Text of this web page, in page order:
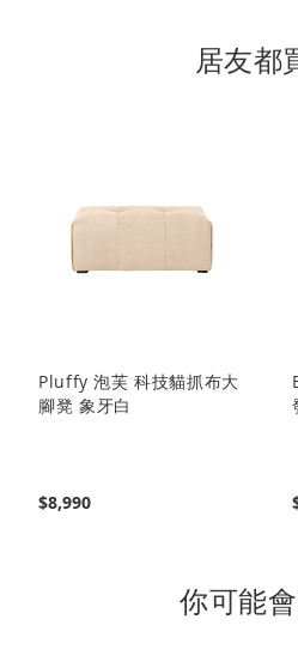
前
正
居友都
Pluffy 泡芙 科技貓抓布大
腳凳 象牙白
$8,990
你可能